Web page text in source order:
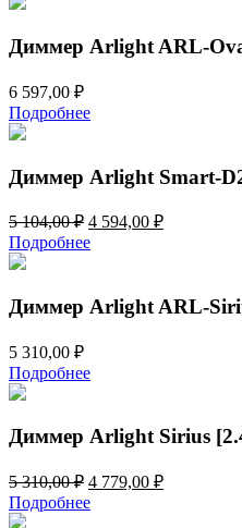
020,00 ₽.
Диммер Arlight ARL-
6 597,00 ₽
Подробнее
Диммер Arlight Smart-
5 104,00₽ Первоначальная
цена
составляла
104,00 ₽.
4 594,00 ₽Текущая
Подробнее
Диммер Arlight ARL-
5 310,00 ₽
Подробнее
Диммер Arlight Sirius
5 310,00₽ Первоначальная
цена
составляла
4 779,00 ₽Текущая
Подробнее